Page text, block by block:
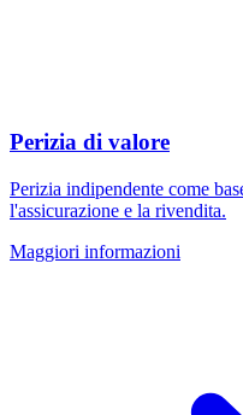
Perizia di valore
Perizia indipendente come
l'assicurazione e la rivendita.
Maggiori informazioni